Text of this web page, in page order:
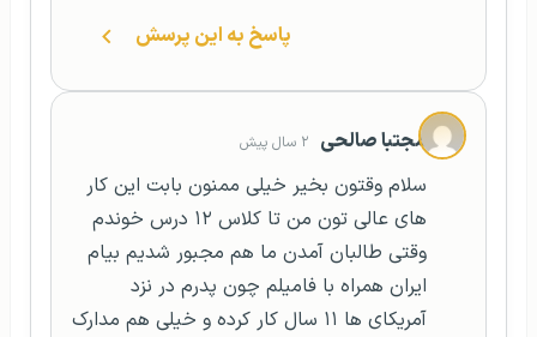
پاسخ به این پرسش
مجتبا صالحی ۲ سال پیش
سلام وقتون بخیر خیلی ممنون بابت این کار
های عالی تون من تا کلاس ۱۲ درس خوندم
وقتی طالبان آمدن ما هم مجبور شدیم بیام
ایران همراه با فامیلم چون پدرم در نزد
آمریکای ها ۱۱ سال کار کرده و خیلی هم مدارک